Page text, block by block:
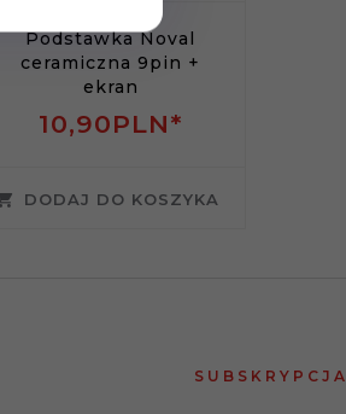
Podstawka Noval
ceramiczna 9pin +
ekran
10,90PLN*
DODAJ DO KOSZYKA
SUBSKRYPCJA